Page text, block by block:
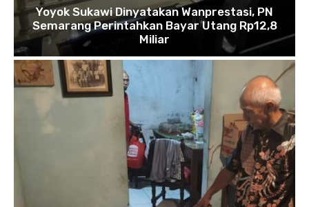
Yoyok Sukawi Dinyatakan Wanprestasi, PN
Semarang Perintahkan Bayar Utang Rp12,8
Miliar